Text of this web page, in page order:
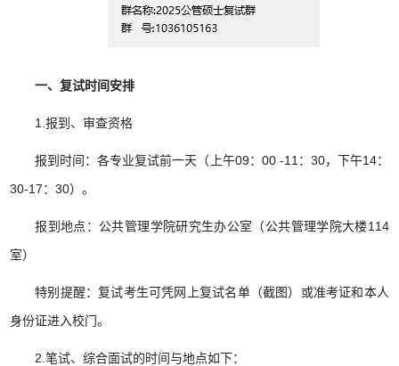
一、复试时间安排
1.报到、审查资格
报到时间：各专业复试前一天（上午09： 00 -11 ： 30，下午14：
30-17：30）。
报到地点：公共管理学院研究生办公室（公共管理学院大楼114
室）
特别提醒：复试考生可凭网上复试名单（截图）或准考证和本人
身份证进入校门。
2.笔试、综合面试的时间与地点如下：